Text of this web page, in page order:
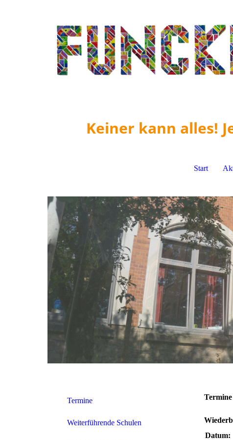
Keiner kann alles!
Start
Termine
Weiterführende Schulen
Termine
Datum: